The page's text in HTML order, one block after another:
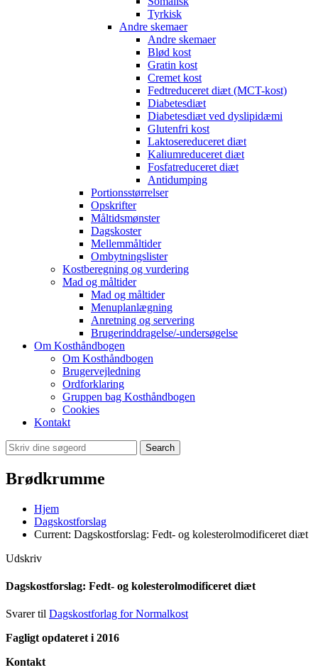
Tyrkisk
Andre skemaer
Andre skemaer
Blød kost
Gratin kost
Cremet kost
Fedtreduceret diæt (MCT-kost)
Diabetesdiæt
Diabetesdiæt ved dyslipidæmi
Glutenfri kost
Laktosereduceret diæt
Kaliumreduceret diæt
Fosfatreduceret diæt
Antidumping
Portionsstørrelser
Opskrifter
Måltidsmønster
Dagskoster
Mellemmåltider
Ombytningslister
Kostberegning og vurdering
Mad og måltider
Mad og måltider
Menuplanlægning
Anretning og servering
Brugerinddragelse/-undersøgelse
Om Kosthåndbogen
Om Kosthåndbogen
Brugervejledning
Ordforklaring
Gruppen bag Kosthåndbogen
Cookies
Kontakt
Search
Brødkrumme
Hjem
Dagskostforslag
Current: Dagskostforslag: Fedt- og kolesterolmodificeret diæt
Udskriv
Dagskostforslag: Fedt- og kolesterolmodificeret diæt
Svarer til Dagskostforlag for Normalkost
Fagligt opdateret i 2016
Kontakt